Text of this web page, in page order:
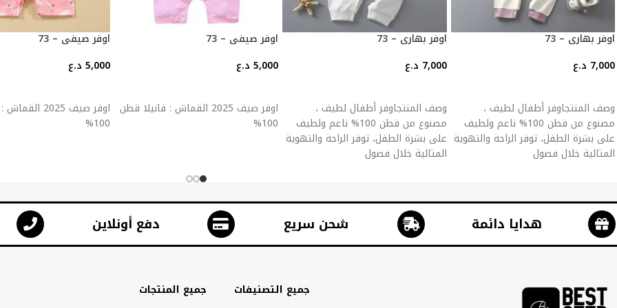
اوفر بهاري – 73
7,000 د.ع
وصف المنتجاوفر أطفال لطيف ،
مصنوع من قطن 100% ناعم ولطيف
على بشرة الطفل، توفر الراحة والتهوية
المثالية خلال فصول
اوفر بهاري – 73
7,000 د.ع
وصف المنتجاوفر أطفال لطيف ،
مصنوع من قطن 100% ناعم ولطيف
على بشرة الطفل، توفر الراحة والتهوية
المثالية خلال فصول
اوفر صيفي – 73
5,000 د.ع
اوفر صيف 2025 القماش : فانيلا قطن
100%
اوفر صيفي – 73
5,000 د.ع
اوفر صيف 2025
100%
هدايا دائمة شحن سريع دفع أونلاين
جميع التصنيفات جميع المنتجات